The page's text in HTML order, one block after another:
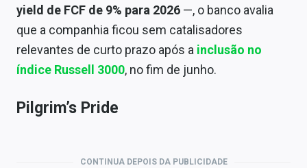
yield de FCF de 9% para 2026 —, o banco avalia
que a companhia ficou sem catalisadores
relevantes de curto prazo após a inclusão no
índice Russell 3000, no fim de junho.
Pilgrim’s Pride
CONTINUA DEPOIS DA PUBLICIDADE